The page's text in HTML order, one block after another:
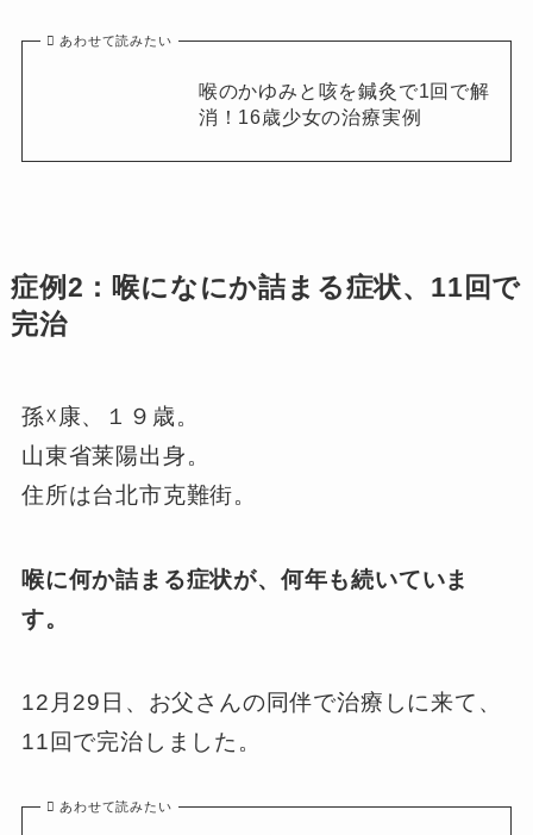
あわせて読みたい
喉のかゆみと咳を鍼灸で1回で解
消！16歳少女の治療実例
症例2：喉になにか詰まる症状、11回で
完治
孫☓康、１９歳。
山東省莱陽出身。
住所は台北市克難街。
喉に何か詰まる症状が、何年も続いていま
す。
12月29日、お父さんの同伴で治療しに来て、
11回で完治しました。
あわせて読みたい